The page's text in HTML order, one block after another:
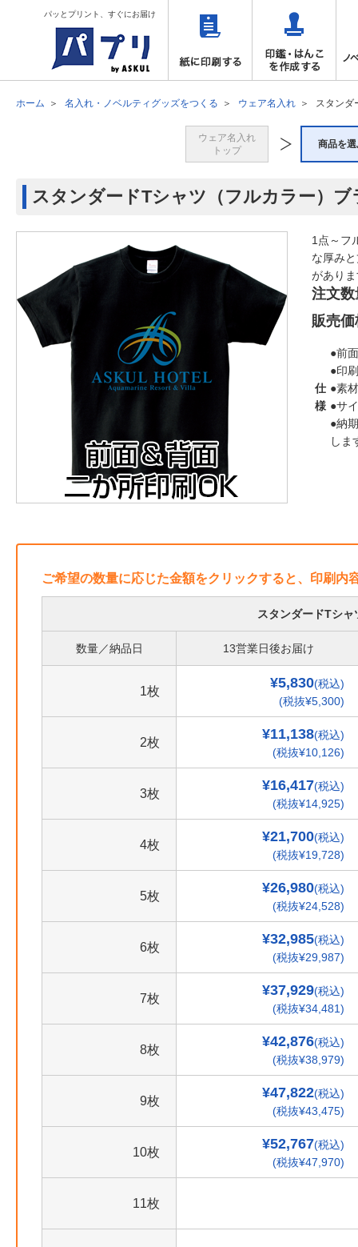
パッとプリント、すぐにお届け
ホーム 名入れ・ノベルティグッズをつくる ウェア名入れ スタンダ
ウェア名入れ
トップ
商品を
スタンダードTシャツ（フルカラー）ブ
1点～フ
な厚み
があり
注文数
販売価
仕
様
●前
●印
●素
●サ
●納
しま
ご希望の数量に応じた金額をクリックすると、印刷内
スタンダードTシ
数量／納品日 13営業日後お届け
1枚
¥5,830(税込)
(税抜¥5,300)
2枚
¥11,138(税込)
(税抜¥10,126)
3枚
¥16,417(税込)
(税抜¥14,925)
4枚
¥21,700(税込)
(税抜¥19,728)
5枚
¥26,980(税込)
(税抜¥24,528)
6枚
¥32,985(税込)
(税抜¥29,987)
7枚
¥37,929(税込)
(税抜¥34,481)
8枚
¥42,876(税込)
(税抜¥38,979)
9枚
¥47,822(税込)
(税抜¥43,475)
10枚
¥52,767(税込)
(税抜¥47,970)
11枚